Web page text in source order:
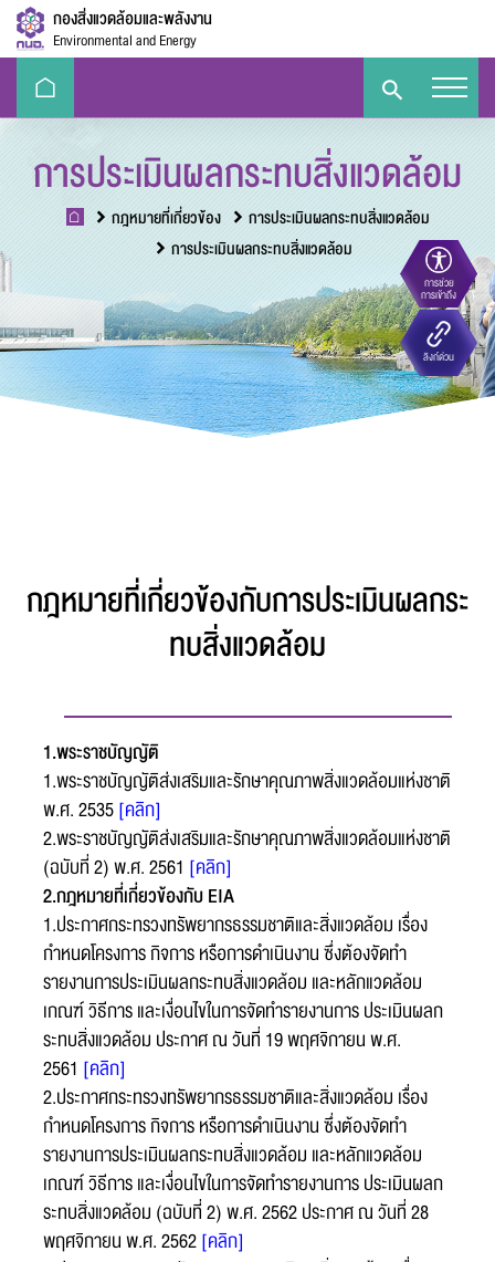
กองสิ่งแวดล้อมและพลังงาน
Environmental and Energy
ความตัดกันของสี
การช่วย
การเข้าถึง
Eco-
Challenge
e-Library Handbook E-PP ลิงก์ด่วน
การประเมินผลกระทบสิ่งแวดล้อม
กฎหมายที่เกี่ยวข้อง
การประเมินผลกระทบสิ่งแวดล้อม
การประเมินผลกระทบสิ่งแวดล้อม
กฎหมายที่เกี่ยวข้องกับการประเมินผลกระ
ทบสิ่งแวดล้อม
1.พระราชบัญญัติ
1.พระราชบัญญัติส่งเสริมและรักษาคุณภาพสิ่งแวดล้อมแห่งชาติ
พ.ศ. 2535[คลิก]
2.พระราชบัญญัติส่งเสริมและรักษาคุณภาพสิ่งแวดล้อมแห่งชาติ
(ฉบับที่ 2) พ.ศ. 2561 [คลิก]
2.กฎหมายที่เกี่ยวข้องกับ EIA
1.ประกาศกระทรวงทรัพยากรธรรมชาติและสิ่งแวดล้อม เรื่อง
กำหนดโครงการ กิจการ หรือการดําเนินงาน ซึ่งต้องจัดทำ
รายงานการประเมินผลกระทบสิ่งแวดล้อม และหลักแวดล้อม
เกณฑ์ วิธีการ และเงื่อนไขในการจัดทำรายงานการ ประเมินผลก
ระทบสิ่งแวดล้อม ประกาศ ณ วันที่ 19 พฤศจิกายน พ.ศ.
2561 [คลิก]
2.ประกาศกระทรวงทรัพยากรธรรมชาติและสิ่งแวดล้อม เรื่อง
กำหนดโครงการ กิจการ หรือการดําเนินงาน ซึ่งต้องจัดทำ
รายงานการประเมินผลกระทบสิ่งแวดล้อม และหลักแวดล้อม
เกณฑ์ วิธีการ และเงื่อนไขในการจัดทำรายงานการ ประเมินผลก
ระทบสิ่งแวดล้อม (ฉบับที่ 2) พ.ศ. 2562 ประกาศ ณ วันที่ 28
พฤศจิกายน พ.ศ. 2562[คลิก]
แบบฟอร์มการติดต่อ
หัวข้อเรื่อง :
ชื่อ :